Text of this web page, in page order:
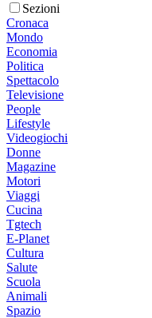
Sezioni
Cronaca
Mondo
Economia
Politica
Spettacolo
Televisione
People
Lifestyle
Videogiochi
Donne
Magazine
Motori
Viaggi
Cucina
Tgtech
E-Planet
Cultura
Salute
Scuola
Animali
Spazio